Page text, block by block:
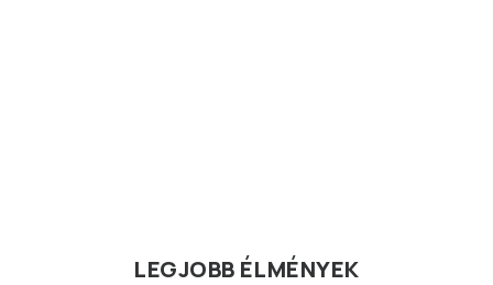
LEGJOBB ÉLMÉNYEK